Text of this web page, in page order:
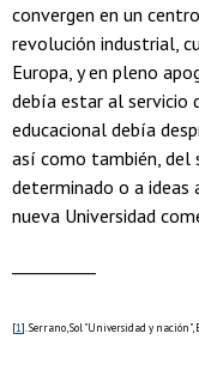
convergen en un
revolución industrial,
Europa, y en pleno
debía estar al servicio
educacional debía
así como también, del
determinado o a ideas
nueva Universidad
[1] . Serrano, Sol "Universidad y